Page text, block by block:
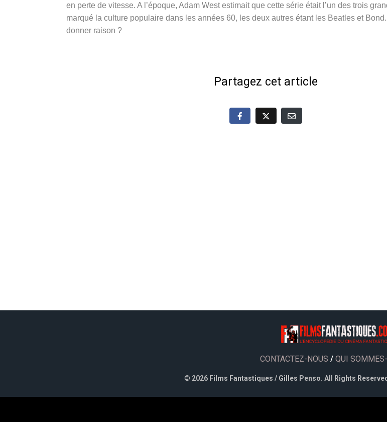
en perte de vitesse. A l’époque, Adam West estimait que cette série était l’un des trois
marqué la culture populaire dans les années 60, les deux autres étant les Beatles et
donner raison ?
Partagez cet article
CONTACTEZ-NOUS / QUI
© 2026 Films Fantastiques / Gilles Penso. All Rights